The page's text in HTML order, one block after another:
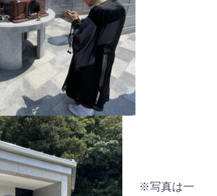
※写真は一